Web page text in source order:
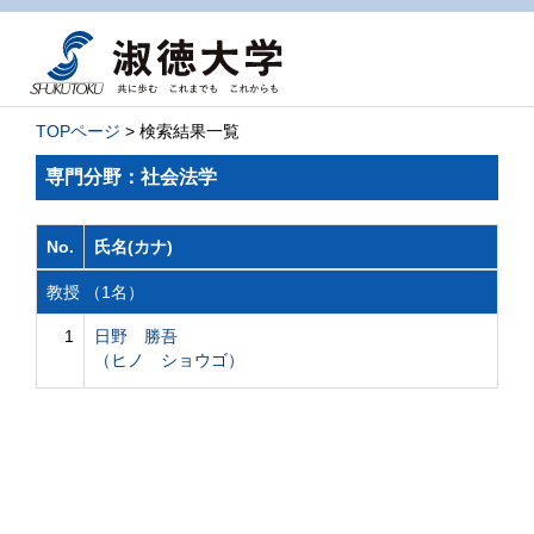
TOPページ > 検索結果一覧
専門分野：社会法学
No. 氏名(カナ)
教授 （1名）
1
日野 勝吾
（ヒノ ショウゴ）